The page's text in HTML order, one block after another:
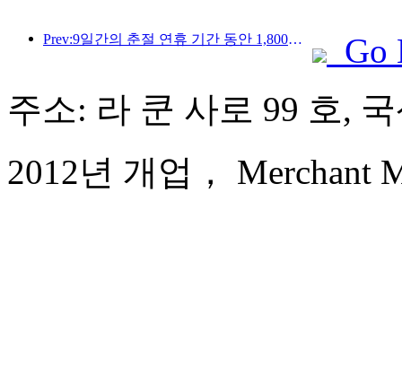
Prev:9일간의 춘절 연휴 기간 동안 1,800만 명 이상이 국내외를 왕래할 것으로 예상됩니다.
Go
주소: 라 쿤 사로 99 호,
2012년 개업， Merchant